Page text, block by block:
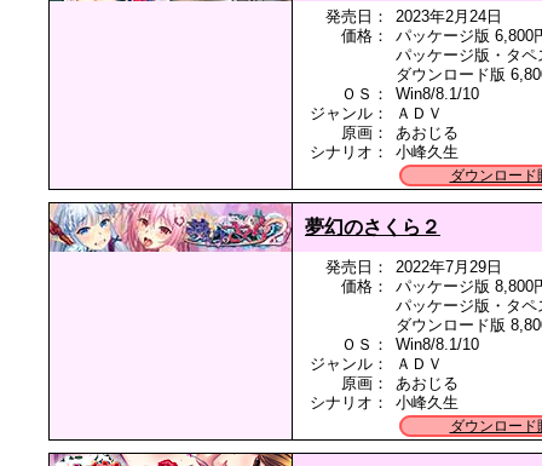
発売日：
2023年2月24日
価格：
パッケージ版 6,800
パッケージ版・タ
ダウンロード版
ＯＳ：
Win8/8.1/10
ジャンル：
ＡＤＶ
原画：
あおじる
シナリオ：
小峰久生
ダウンロード
夢幻のさくら２
発売日：
2022年7月29日
価格：
パッケージ版 8,800
パッケージ版・タ
ダウンロード版
ＯＳ：
Win8/8.1/10
ジャンル：
ＡＤＶ
原画：
あおじる
シナリオ：
小峰久生
ダウンロード